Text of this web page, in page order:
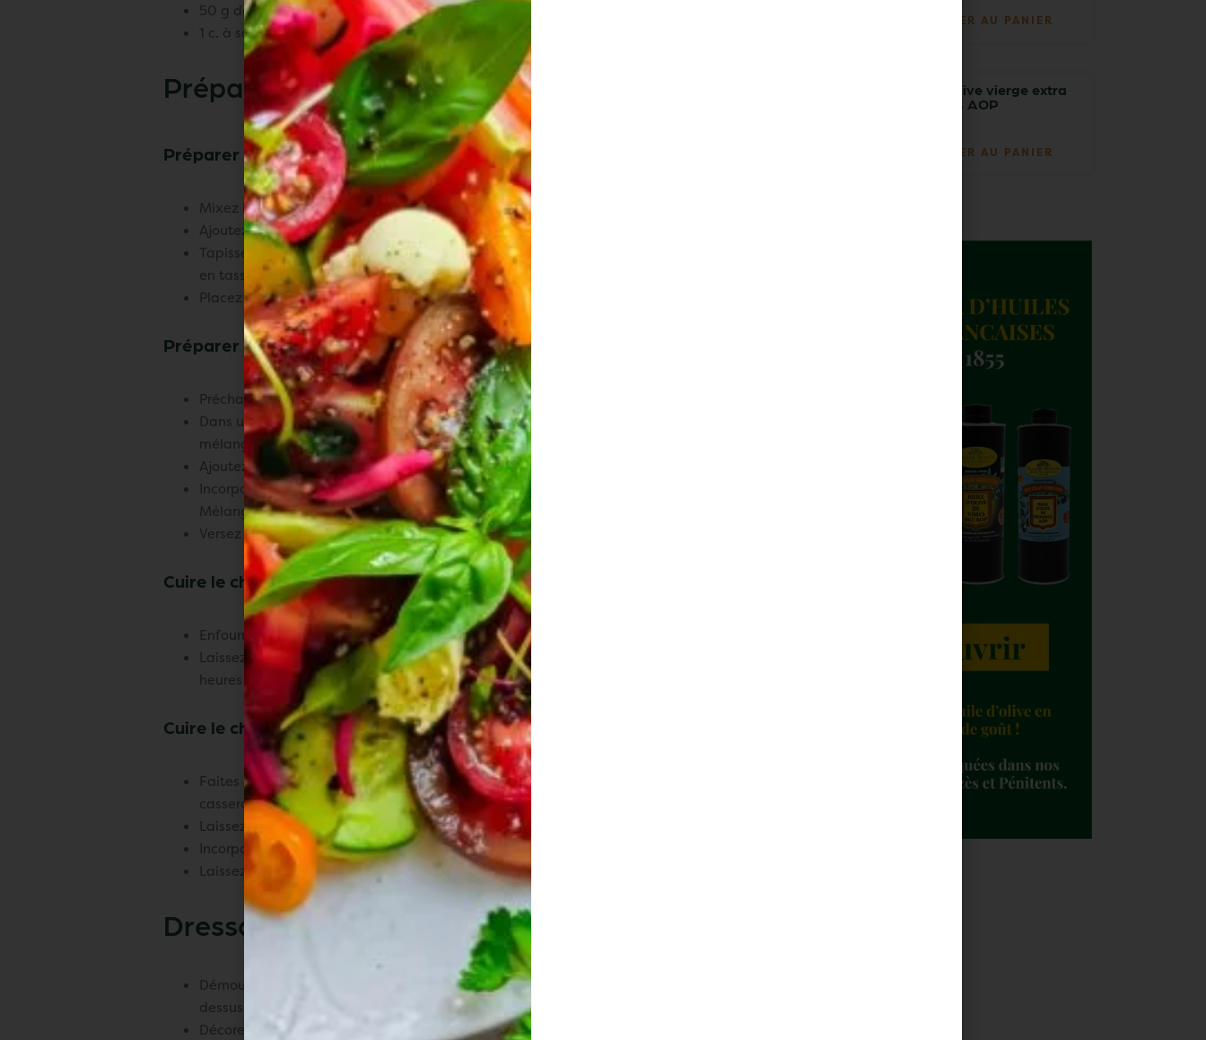
50 g de sucre
1 c. à soupe de jus de citron
Préparations
Préparer la base biscuitée :
Mixez les biscuits au chocolat pour obtenir une poudre fine.
Ajoutez le beurre fondu, le cacao et l’huile de noisette, puis mélangez bien.
Tapissez le fond d’un moule à charnière (diamètre 20 cm) avec cette préparation
en tassant avec le dos d’une cuillère.
Placez au réfrigérateur pendant 30 minutes pour raffermir.
Préparer l’appareil à cheesecake:
Préchauffez le four à 150 °C.
Dans un saladier, fouettez le fromage frais avec le sucre jusqu’à obtenir un
mélange lisse.
Ajoutez les œufs un à un, en mélangeant bien après chaque ajout.
Incorporez l’extrait de vanille, le chocolat blanc fondu et l’huile de noisette.
Mélangez jusqu’à obtenir une texture homogène.
Versez cette préparation sur la base biscuitée et lissez la surface.
Cuire le cheesecake:
Enfournez pour environ 45 minutes. Le centre doit rester légèrement tremblotant.
Laissez refroidir à température ambiante, puis placez au réfrigérateur au moins 4
heures (idéalement une nuit) pour une texture parfaite.
Cuire le cheesecake:
Faites chauffer les fruits rouges avec le sucre et le jus de citron dans une
casserole.
Laissez mijoter 5 minutes, puis mixez et passez au tamis pour enlever les pépins.
Incorporez l’huile de noisette et mélangez bien.
Laissez refroidir avant d’étaler sur le cheesecake.
Dressage et dégustation
Démoulez délicatement le cheesecake et versez le coulis de fruits rouges sur le
dessus.
Décorez avec quelques fruits frais, un filet d’huile de noisette et une pincée de
AJOUTER AU PANIER
Huile d’olive vierge extra
de Nyons AOP
AJOUTER AU PANIER